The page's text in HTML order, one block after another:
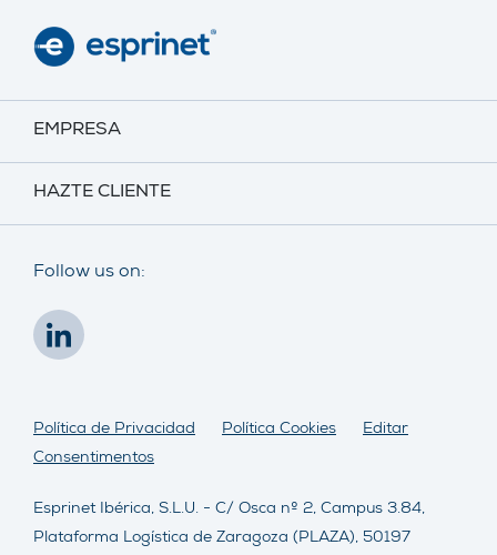
EMPRESA
HAZTE CLIENTE
Follow us on:
Esprinet Ibérica, S.L.U. - C/ Osca nº 2, Campus 3.84,
Plataforma Logística de Zaragoza (PLAZA), 50197
Política de Privacidad Política Cookies
Editar
Consentimentos